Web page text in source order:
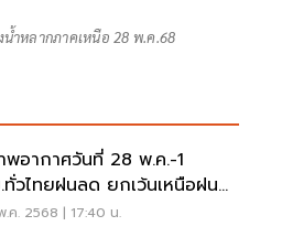
ำหลากภาคเหนือ 28 พ.ค.68
พอากาศวันที่ 28 พ.ค.-1
ทั่วไทยฝนลด ยกเว้นเหนือฝน
นักมาก
.ค. 2568 | 17:40 น.